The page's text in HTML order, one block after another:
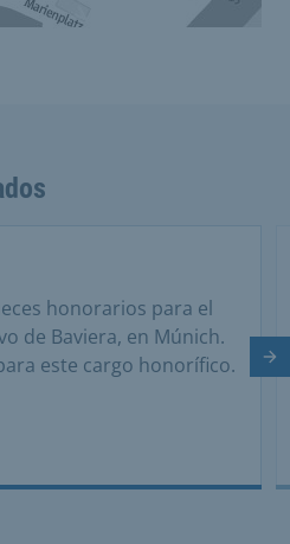
honorarios para el
de Baviera, en Múnich.
este cargo honorífico.